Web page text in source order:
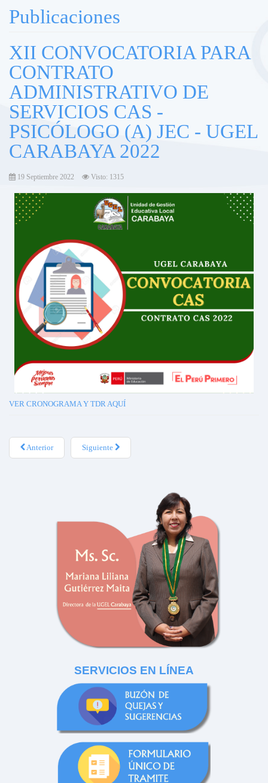
Publicaciones
XII CONVOCATORIA PARA
CONTRATO
ADMINISTRATIVO DE
SERVICIOS CAS -
PSICÓLOGO (A) JEC - UGEL
CARABAYA 2022
19 Septiembre 2022 Visto: 1315
VER CRONOGRAMA Y TDR AQUÍ
Anterior Siguiente
SERVICIOS EN LÍNEA